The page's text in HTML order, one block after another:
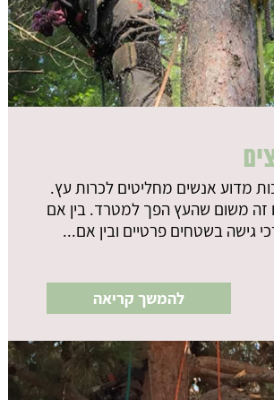
מדוע אנשים מחליטים לכרות עץ.
זה משום שהעץ הפך למטרד. בין אם
גישה בשטחים פרטיים ובין אם...
להמשך קריאה